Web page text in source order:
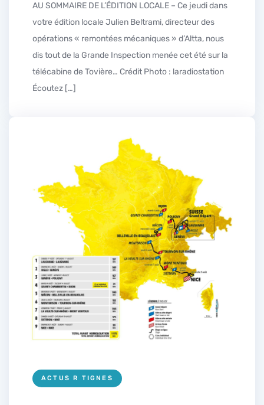
AU SOMMAIRE DE L’ÉDITION LOCALE – Ce jeudi dans
votre édition locale Julien Beltrami, directeur des
opérations « remontées mécaniques » d’Altta, nous
dis tout de la Grande Inspection menée cet été sur la
télécabine de Tovière… Crédit Photo : laradiostation
Écoutez […]
ACTUS R TIGNES